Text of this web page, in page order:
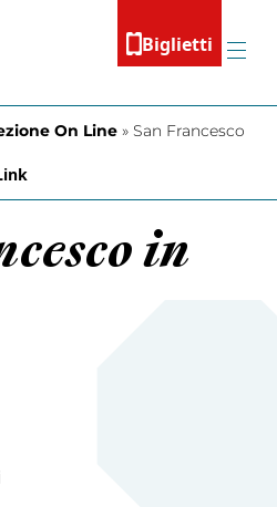
Biglietti
Menu
On Line » San Francesco
in